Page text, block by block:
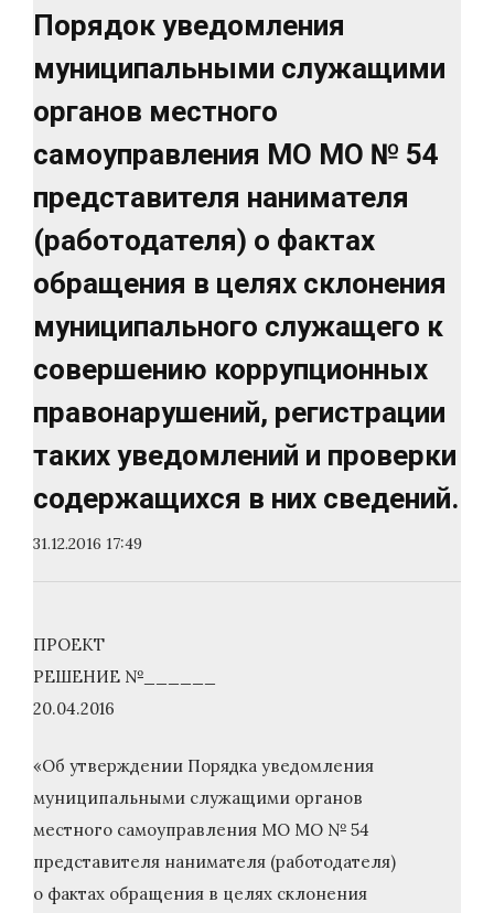
Порядок уведомления
муниципальными служащими
органов местного
самоуправления МО МО № 54
представителя нанимателя
(работодателя) о фактах
обращения в целях склонения
муниципального служащего к
совершению коррупционных
правонарушений, регистрации
таких уведомлений и проверки
содержащихся в них сведений.
31.12.2016 17:49
ПРОЕКТ
РЕШЕНИЕ №______
20.04.2016
«Об утверждении Порядка уведомления
муниципальными служащими органов
местного самоуправления МО МО № 54
представителя нанимателя (работодателя)
о фактах обращения в целях склонения